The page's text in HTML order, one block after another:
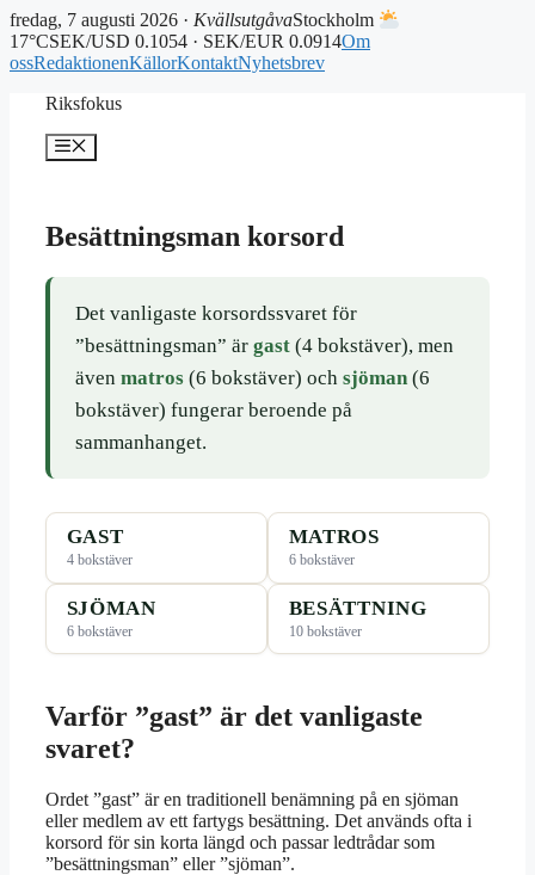
fredag, 7 augusti 2026 · KvällsutgåvaStockholm
17°CSEK/USD 0.1054 · SEK/EUR 0.0914Om
ossRedaktionenKällorKontaktNyhetsbrev
Riksfokus
Meny
Besättningsman korsord
Det vanligaste korsordssvaret för
”besättningsman” är gast(4 bokstäver), men
även matros(6 bokstäver) och sjöman(6
bokstäver) fungerar beroende på
sammanhanget.
GAST
4 bokstäver
MATROS
6 bokstäver
SJÖMAN
6 bokstäver
BESÄTTNING
10 bokstäver
Varför ”gast” är det vanligaste
svaret?
Ordet ”gast” är en traditionell benämning på en sjöman
eller medlem av ett fartygs besättning. Det används ofta i
korsord för sin korta längd och passar ledtrådar som
”besättningsman” eller ”sjöman”.